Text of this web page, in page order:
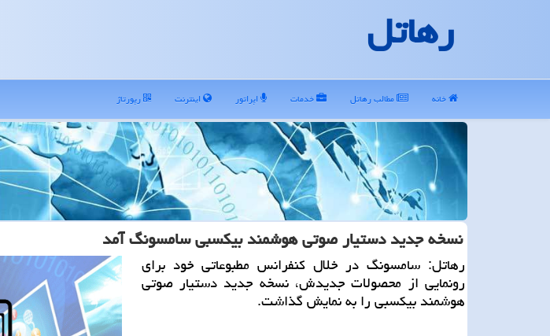
رهاتل
خانه مطالب رهاتل خدمات اپراتور اینترنت رپورتاژ
نسخه جدید دستیار صوتی هوشمند بیكسبی سامسونگ آمد
رهاتل: سامسونگ در خلال كنفرانس مطبوعاتی خود برای
رونمایی از محصولات جدیدش، نسخه جدید دستیار صوتی
هوشمند بیكسبی را به نمایش گذاشت.